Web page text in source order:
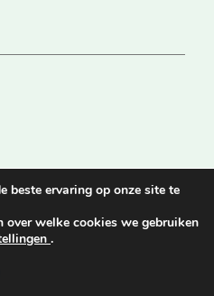
|
beste ervaring op onze site te
over welke cookies we gebruiken
.